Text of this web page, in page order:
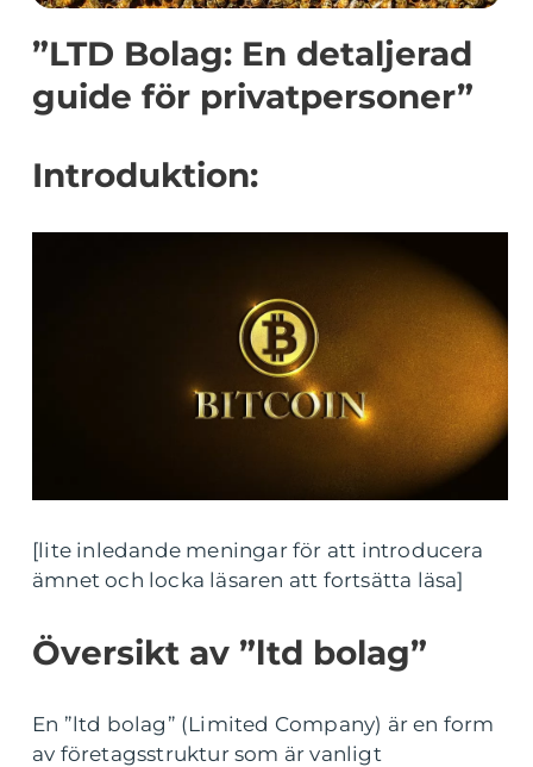
”LTD Bolag: En detaljerad
guide för privatpersoner”
Introduktion:
[lite inledande meningar för att introducera
ämnet och locka läsaren att fortsätta läsa]
Översikt av ”ltd bolag”
En ”ltd bolag” (Limited Company) är en form
av företagsstruktur som är vanligt